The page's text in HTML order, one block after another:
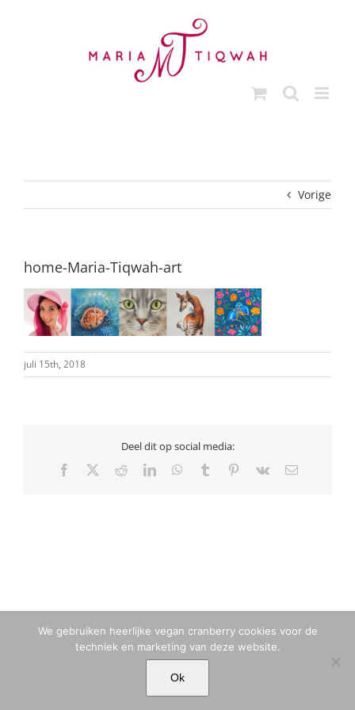
Vorige
home-Maria-Tiqwah-art
juli 15th, 2018
Deel dit op social media:
Facebook RedditLinkedInWhatsApp
Tumblr Pinterest
Vk
E-
© MARIA TIQWAH VAN ELDIK MUSA | T. +31 (0)6 23 77 88 49 |
We gebruiken heerlijke vegan cranberry cookies voor de
techniek en marketing van deze website.
Ok